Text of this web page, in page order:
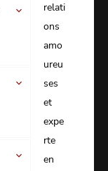
relati
ons
amo
ureu
ses
et
expe
rte
en